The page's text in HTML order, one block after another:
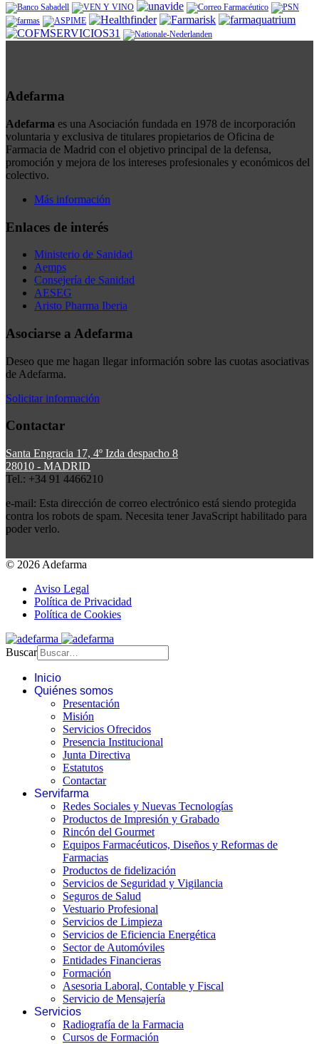
Adefarma
Adefarma es una Asociación fundada en 1978 de incorporación
voluntaria y exclusiva de titulares propietarios de Oficina de
Farmacia de Madrid con el objetivo principal de la defensa,
promoción y mejora de los intereses profesionales y económicos del
colectivo.
Más información
Enlaces de interés
Ministerio de Sanidad
Aemps
Consejería de Sanidad
AESEG
Aristo Pharma Iberia
Asociarse a Adefarma
Deseo que me hagan llegar información sobre las cuotas asociativas
de Adefarma.
Solicitar información
Contactar
Santa Engracia 17, 4º Izda despacho 8
28010 - MADRID
Tel.: +34 91 4466210
e-mail: Esta dirección de correo electrónico está siendo protegida
contra los robots de spam. Necesita tener JavaScript habilitado para
poder verlo.
© 2026 Adefarma
Aviso Legal
Política de Privacidad
Política de Cookies
Buscar
Inicio
Quiénes somos
Presentación
Misión
Servicios Ofrecidos
Presencia Institucional
Junta Directiva
Estatutos
Contactar
Servifarma
Redes Sociales y Nuevas Tecnologías
Productos de Impresión y Grabado
Rincón del Gourmet
Equipos Farmacéuticos, Diseños y Reformas de
Farmacias
Productos de fidelización
Servicios de Seguridad y Vigilancia
Seguros de Salud
Vestuario Profesional
Servicios de Limpieza
Servicios de Eficiencia Energética
Sector de Automóviles
Entidades Financieras
Formación
Asesoria Laboral, Contable y Fiscal
Servicio de Mensajería
Servicios
Radiografía de la Farmacia
Cursos de Formación